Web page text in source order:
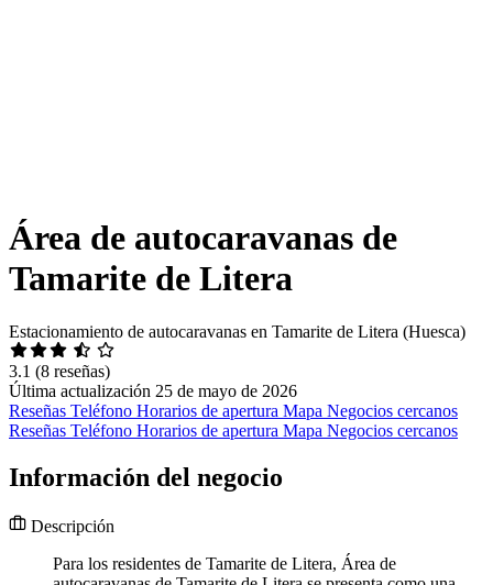
Área de autocaravanas de
Tamarite de Litera
Estacionamiento de autocaravanas en Tamarite de Litera (Huesca)
3.1 (8 reseñas)
Última actualización 25 de mayo de 2026
Reseñas Teléfono Horarios de apertura Mapa Negocios cercanos
Reseñas Teléfono Horarios de apertura Mapa Negocios cercanos
Información del negocio
Descripción
Para los residentes de Tamarite de Litera, Área de